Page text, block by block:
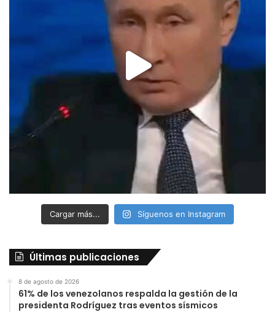
Cargar más... Síguenos en Instagram
Últimas publicaciones
8 de agosto de 2026
61% de los venezolanos respalda la gestión de la
presidenta Rodríguez tras eventos sísmicos